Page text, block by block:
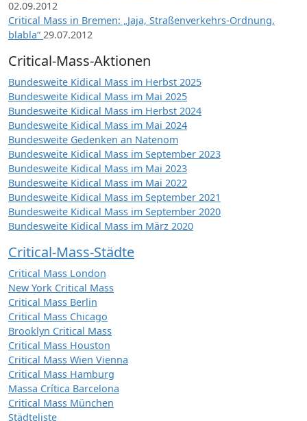
02.09.2012
Critical Mass in Bremen: „Jaja, Straßenverkehrs-Ordnung,
blabla“ 29.07.2012
Critical-Mass-Aktionen
Bundesweite Kidical Mass im Herbst 2025
Bundesweite Kidical Mass im Mai 2025
Bundesweite Kidical Mass im Herbst 2024
Bundesweite Kidical Mass im Mai 2024
Bundesweite Gedenken an Natenom
Bundesweite Kidical Mass im September 2023
Bundesweite Kidical Mass im Mai 2023
Bundesweite Kidical Mass im Mai 2022
Bundesweite Kidical Mass im September 2021
Bundesweite Kidical Mass im September 2020
Bundesweite Kidical Mass im März 2020
Critical-Mass-Städte
Critical Mass London
New York Critical Mass
Critical Mass Berlin
Critical Mass Chicago
Brooklyn Critical Mass
Critical Mass Houston
Critical Mass Wien Vienna
Critical Mass Hamburg
Massa Crítica Barcelona
Critical Mass München
Städteliste